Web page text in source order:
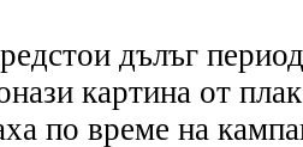
дълъг
картина от
по време на